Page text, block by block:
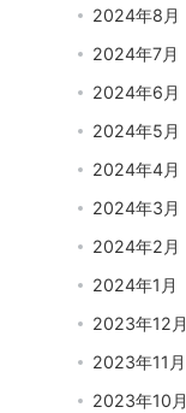
2024年8月
2024年7月
2024年6月
2024年5月
2024年4月
2024年3月
2024年2月
2024年1月
2023年12月
2023年11月
2023年10月